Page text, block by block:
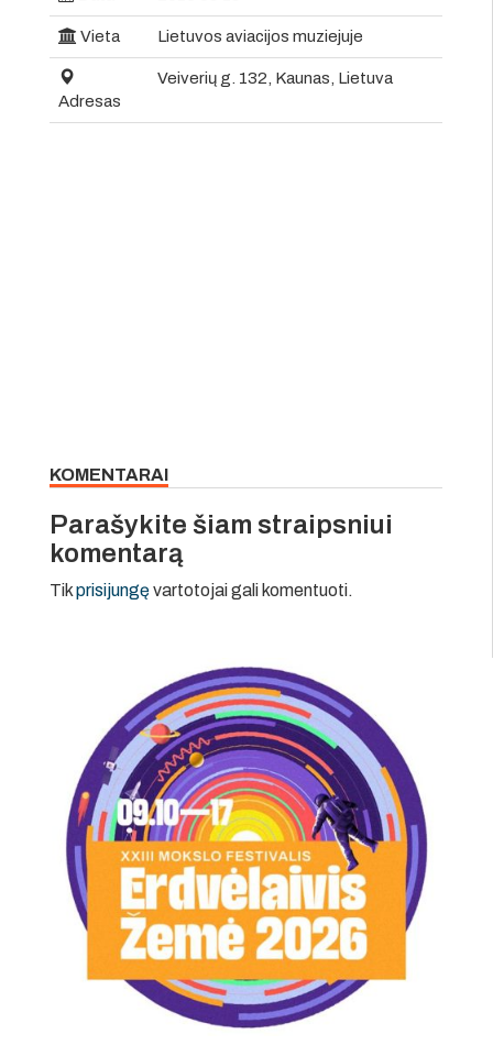
Vieta Lietuvos aviacijos muziejuje
Adresas
Veiverių g. 132, Kaunas, Lietuva
KOMENTARAI
Parašykite šiam straipsniui
komentarą
Tikprisijungęvartotojai gali komentuoti.